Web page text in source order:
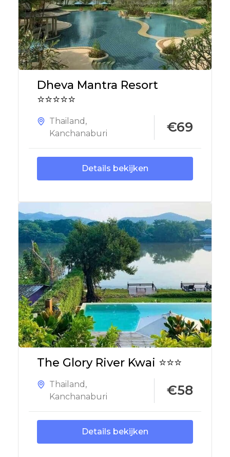
Dheva Mantra Resort
⭐⭐⭐⭐⭐
Thailand ,
Kanchanaburi
€69
Details bekijken
The Glory River Kwai ⭐⭐⭐
Thailand ,
Kanchanaburi
€58
Details bekijken